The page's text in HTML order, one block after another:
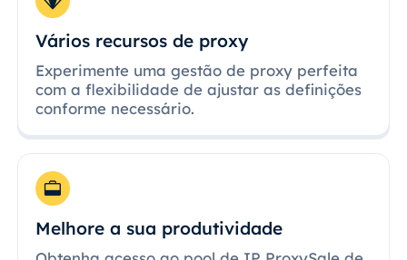
Vários recursos de proxy
Experimente uma gestão de proxy perfeita
com a flexibilidade de ajustar as definições
conforme necessário.
Melhore a sua produtividade